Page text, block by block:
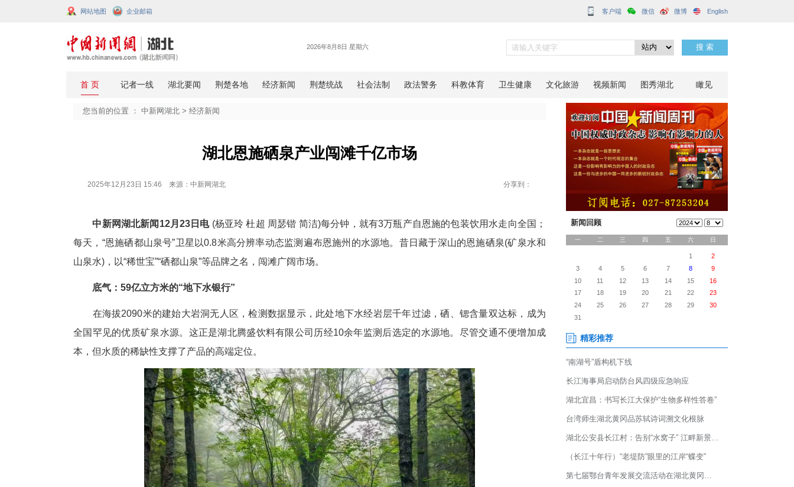
网站地图
湖北恩施硒泉产业闯滩千亿市场
2025年12月23日 15:46 来源：中新网湖北
中新网湖北新闻12月23日电
(杨亚玲 杜超 周瑟锴 简洁)每分钟，就有3万瓶产自恩施的包装饮用水走向全国；
每天，“恩施硒都山泉号”卫星以0.8米高分辨率动态监测遍布恩施州的水源地。昔日藏于深山的恩施硒泉(矿泉水和
山泉水)，以“稀世宝”“硒都山泉”等品牌之名，闯滩广阔市场。
底气：59亿立方米的“地下水银行”
在海拔2090米的建始大岩洞无人区，检测数据显示，此处地下水经岩层千年过滤，硒、锶含量双达标，成为
全国罕见的优质矿泉水源。这正是湖北腾盛饮料有限公司历经10余年监测后选定的水源地。尽管交通不便增加成
本，但水质的稀缺性支撑了产品的高端定位。